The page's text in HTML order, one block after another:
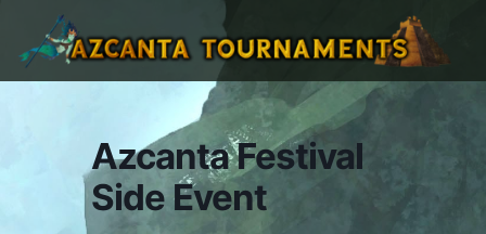
Azcanta Festival
Side Event